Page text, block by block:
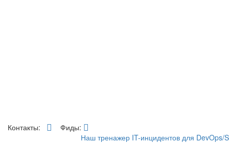
Контакты:
Фиды:
Наш тренажер IT-инцидентов для DevOps/